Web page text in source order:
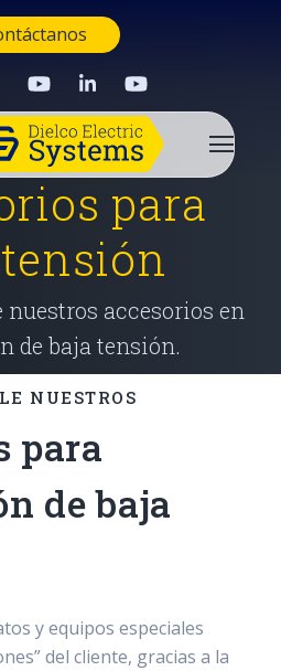
para
nuestros accesorios en
de baja tensión.
NUESTROS
para
de baja
y equipos especiales
del cliente, gracias a la